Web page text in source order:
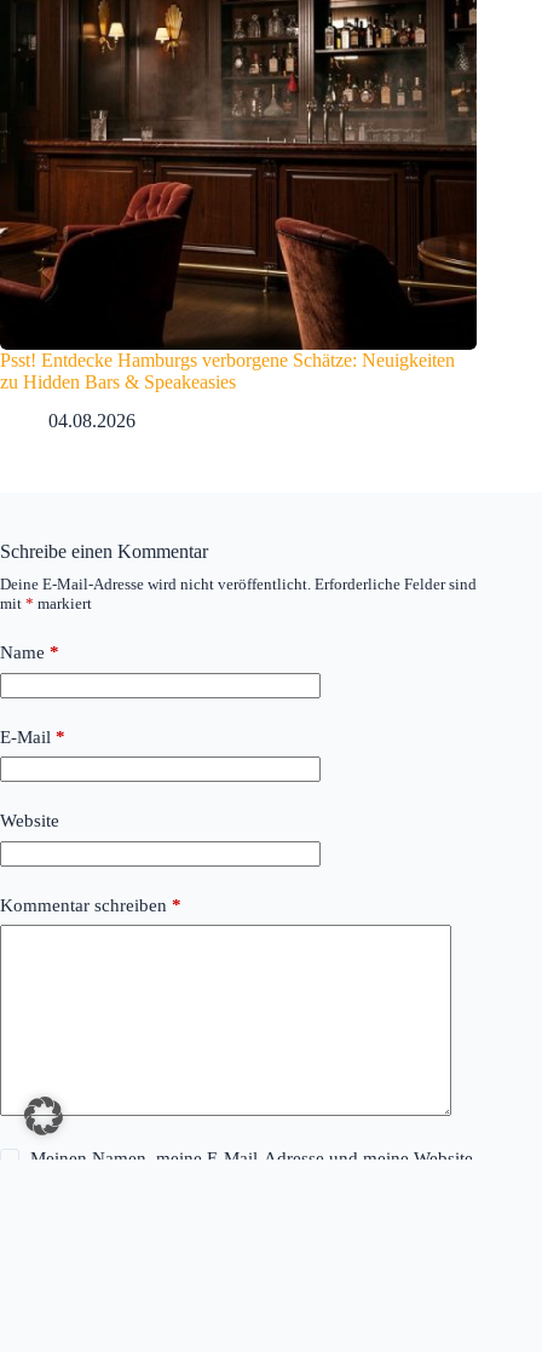
Psst! Entdecke Hamburgs verborgene Schätze: Neuigkeiten
zu Hidden Bars & Speakeasies
04.08.2026
Schreibe einen Kommentar
Deine E-Mail-Adresse wird nicht veröffentlicht. Erforderliche Felder sind
mit * markiert
Name *
E-Mail *
Website
Kommentar schreiben *
Meinen Namen, meine E-Mail-Adresse und meine Website